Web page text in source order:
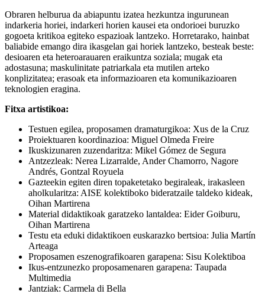
Obraren helburua da abiapuntu izatea hezkuntza ingurunean
indarkeria horiei, indarkeri horien kausei eta ondorioei buruzko
gogoeta kritikoa egiteko espazioak lantzeko. Horretarako, hainbat
baliabide emango dira ikasgelan gai horiek lantzeko, besteak beste:
desioaren eta heteroarauaren eraikuntza soziala; mugak eta
adostasuna; maskulinitate patriarkala eta mutilen arteko
konplizitatea; erasoak eta informazioaren eta komunikazioaren
teknologien eragina.
Fitxa artistikoa:
Testuen egilea, proposamen dramaturgikoa: Xus de la Cruz
Proiektuaren koordinazioa: Miguel Olmeda Freire
Ikuskizunaren zuzendaritza: Mikel Gómez de Segura
Antzezleak: Nerea Lizarralde, Ander Chamorro, Nagore
Andrés, Gontzal Royuela
Gazteekin egiten diren topaketetako begiraleak, irakasleen
aholkularitza: AISE kolektiboko bideratzaile taldeko kideak,
Oihan Martirena
Material didaktikoak garatzeko lantaldea: Eider Goiburu,
Oihan Martirena
Testu eta eduki didaktikoen euskarazko bertsioa: Julia Martín
Arteaga
Proposamen eszenografikoaren garapena: Sisu Kolektiboa
Ikus-entzunezko proposamenaren garapena: Taupada
Multimedia
Jantziak: Carmela di Bella